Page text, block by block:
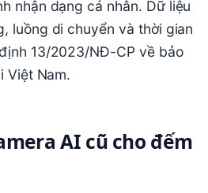
nhận dạng cá nhân. Dữ liệu
luồng di chuyển và thời gian
13/2023/NĐ-CP về bảo
Việt Nam.
AI cũ cho đếm